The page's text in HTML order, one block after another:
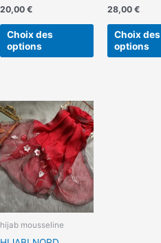
20,00 €
Choix des
options
la
page
du
28,00 €
Choix des
options
hijab mousseline
Plage
de
prix :
15,00 €
à
16,00 €
Ce
produit
a
variations.
options
peuvent